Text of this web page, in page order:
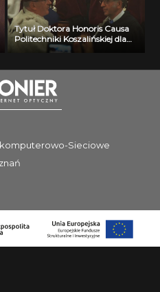
Tytuł Doktora Honoris Causa
Politechniki Koszalińskiej dla
prof. Józefa Gawlika z
Sieciowe